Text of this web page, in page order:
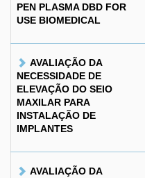
PEN PLASMA DBD FOR
USE BIOMEDICAL
AVALIAÇÃO DA
NECESSIDADE DE
ELEVAÇÃO DO SEIO
MAXILAR PARA
INSTALAÇÃO DE
IMPLANTES
AVALIAÇÃO DA